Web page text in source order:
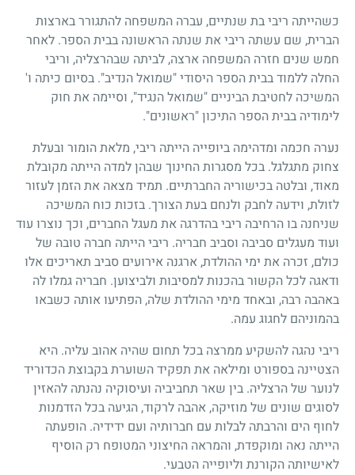
כשהייתה ריבי בת שנתיים, עברה המשפחה להתגורר בארצות
הברית, שם עשתה ריבי את שנתה הראשונה בבית הספר. לאחר
חמש שנים חזרה המשפחה ארצה, לביתה שבהרצליה, וריבי
החלה ללמוד בבית הספר היסודי "שמואל הנדיב". בסיום כיתה ו'
המשיכה לחטיבת הביניים "שמואל הנגיד", וסיימה את חוק
לימודיה בבית הספר התיכון "ראשונים".
נערה חכמה ומדהימה ביופייה הייתה ריבי, מלאת הומור ובעלת
צחוק מתגלגל. בכל מסגרות החינוך שבהן למדה הייתה מקובלת
מאוד, ובלטה בכישוריה החברתיים. תמיד מצאה את הזמן לעזור
לזולת, וידעה לחבק ולנחם בעת הצורך. בזכות כוח המשיכה
שניחנה בו הרחיבה ריבי בהדרגה את מעגל החברים, וכך נוצרו עוד
ועוד מעגלים סביבה וסביב חבריה. ריבי הייתה חברה טובה של
כולם, זכרה את ימי ההולדת, ארגנה אירועים סביב תאריכים אלו
ודאגה לכל הקשור בהכנות למסיבות ולביצוען. חבריה גמלו לה
באהבה רבה, ובאחד מימי ההולדת שלה, הפתיעו אותה כשבאו
בהמוניהם לחגוג עמה.
ריבי נהגה להשקיע ממרצה בכל תחום שהיה אהוב עליה. היא
הצטיינה בספורט ומילאה את תפקיד השוערת בקבוצת הכדוריד
לנוער של הרצליה. בין שאר תחביביה ועיסוקיה נהנתה להאזין
לסוגים שונים של מוזיקה, אהבה לרקוד, הגיעה בכל הזדמנות
לחוף הים והרבתה לבלות עם חברותיה ועם ידידיה. הופעתה
הייתה נאה ומוקפדת, והמראה החיצוני המטופח רק הוסיף
לאישיותה הקורנת וליופייה הטבעי.